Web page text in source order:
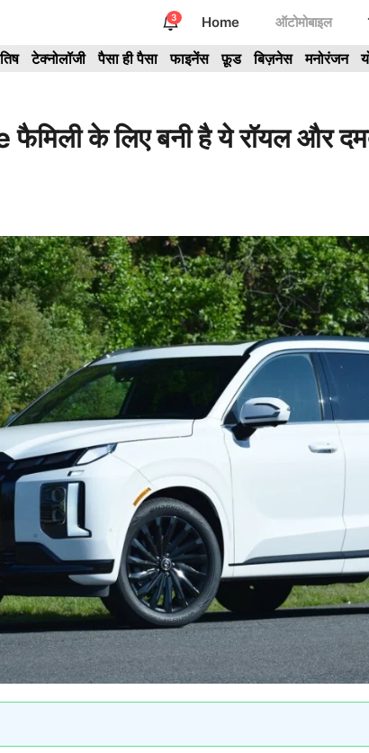
3 Home ऑटोमोबाइल
टेक्नोलॉजी पैसा ही पैसा फाइनेंस फ़ूड बिज़नेस मनोरंजन
के लिए बनी है ये रॉयल और